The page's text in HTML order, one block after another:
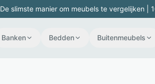
De slimste manier om meubels te vergelijken |
Banken Bedden Buitenmeubels